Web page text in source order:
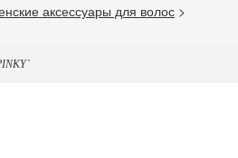
аксессуары для волос >